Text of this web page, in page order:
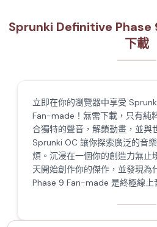
Sprunki Definitive
下載
立即在你的瀏覽器中享受
Fan-made！無需下載，只有純
合獨特的聲音，解鎖動畫，並與
Sprunki OC 讓你探索廣泛的音
煩。沉浸在一個你的創造力無止
天開始創作你的傑作，並發現
Phase 9 Fan-made 是終極線上